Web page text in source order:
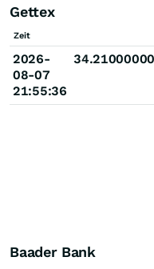
Gettex
Zeit
2026-
08-07
21:55:36
Baader Bank